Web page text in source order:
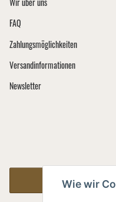
Wie wir
FAQ
Zahlungsmöglichkeiten
Versandinformationen
Newsletter
Vertrag